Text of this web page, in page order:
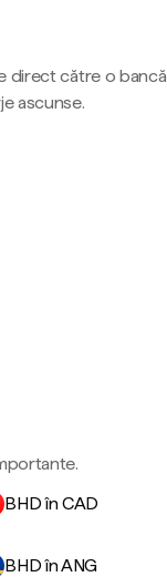
direct către o bancă
ascunse.
BHD în CAD
BHD în ANG